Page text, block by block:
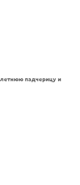
летнюю падчерицу и